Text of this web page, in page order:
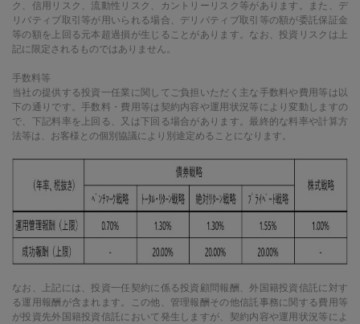
ク、信用リスク、流動性リスク、カントリーリスク等があります。また、デ
リバティブ取引等が用いられる場合、デリバティブ取引等の額が委託保証金
等の額を上回る元本超過損が生じることがあります。なお、投資リスクは上
記に限定されるものではありません。
手数料等
当社の提供する投資一任業に関してご負担いただく主な手数料や費用等は以
下の通りです。手数料・費用等は契約内容や運用状況等により変動しますの
で、下記料率を上回る、又は下回る場合があります。最終的な料率や計算方
法等は、お客様との個別協議により別途定めることになります。
なお、上記には、投資一任契約に係る投資顧問報酬、外国籍投資信託に対す
る運用報酬が含まれます。この他、管理報酬その他信託事務に関する費用等
が投資先外国籍投資信託において発生しますが、契約内容や運用状況等によ